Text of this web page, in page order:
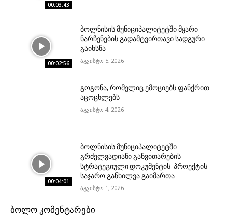
00:03:43
00:02:56
ბოლნისის მუნიციპალიტეტში მყარი
ნარჩენების გადამტვირთავი სადგური
გაიხსნა
აგვისტო 5, 2026
გოგონა, რომელიც ემოციებს ფანქრით
აცოცხლებს
აგვისტო 4, 2026
00:04:01
ბოლნისის მუნიციპალიტეტში
გრძელვადიანი განვითარების
სტრატეგიული დოკუმენტის პროექტის
საჯარო განხილვა გაიმართა
აგვისტო 1, 2026
ᲑᲝᲚᲝ ᲙᲝᲛᲔᲜᲢᲐᲠᲔᲑᲘ